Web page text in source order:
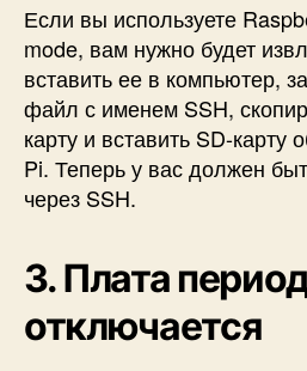
Если вы используете
mode, вам нужно будет
вставить ее в компьютер,
файл с именем SSH,
карту и вставить SD-карту
Pi. Теперь у вас должен
через SSH.
3. Плата
отключается